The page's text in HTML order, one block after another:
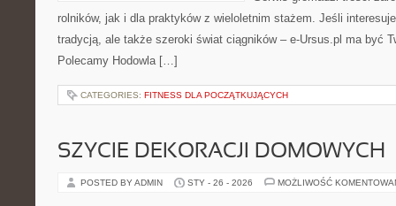
rolników, jak i dla praktyków z wieloletnim stażem. Jeśli
tradycją, ale także szeroki świat ciągników – e-Ursus.pl ma być
Polecamy Hodowla […]
CATEGORIES: FITNESS DLA POCZĄTKUJĄCYCH
SZYCIE DEKORACJI DOMOWYCH
POSTED BY ADMIN STY - 26 - 2026 MOŻLIWOŚĆ